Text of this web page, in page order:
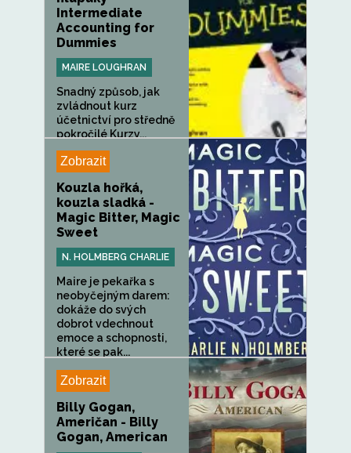
Intermediate
Accounting for
Dummies
MAIRE LOUGHRAN
Snadný způsob, jak
zvládnout kurz
účetnictví pro středně
pokročilé Kurzy...
Zobrazit
Kouzla hořká,
kouzla sladká -
Magic Bitter, Magic
Sweet
N. HOLMBERG CHARLIE
Maire je pekařka s
neobyčejným darem:
dokáže do svých
dobrot vdechnout
emoce a schopnosti,
které se pak...
Zobrazit
Billy Gogan,
Američan - Billy
Gogan, American